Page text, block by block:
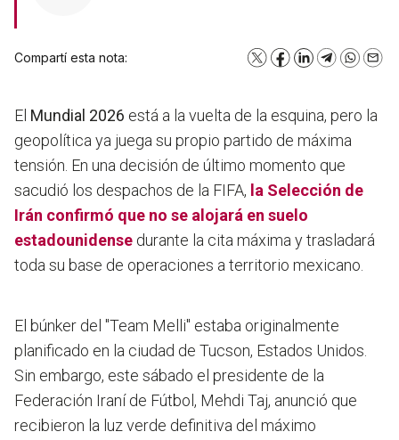
Compartí esta nota: X Facebook
LinkedInTelegram
El Mundial 2026 está a la vuelta de la esquina, pero la
geopolítica ya juega su propio partido de máxima
tensión. En una decisión de último momento que
sacudió los despachos de la FIFA, la Selección de
Irán confirmó que no se alojará en suelo
estadounidense durante la cita máxima y trasladará
toda su base de operaciones a territorio mexicano.
El búnker del "Team Melli" estaba originalmente
planificado en la ciudad de Tucson, Estados Unidos.
Sin embargo, este sábado el presidente de la
Federación Iraní de Fútbol, Mehdi Taj, anunció que
recibieron la luz verde definitiva del máximo